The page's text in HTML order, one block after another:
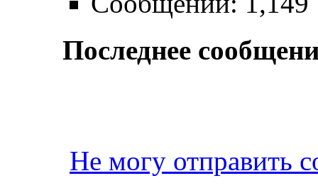
Последнее
Не могу отправить